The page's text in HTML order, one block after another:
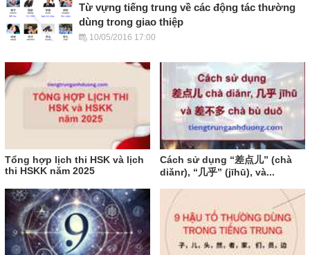
Từ vựng tiếng trung về các động tác thường
dùng trong giao thiệp
10/05/2016 17:00
Tổng hợp lịch thi HSK và lịch
thi HSKK năm 2025
Cách sử dụng “差点儿” (chà
diǎnr), “几乎” (jīhū), và...